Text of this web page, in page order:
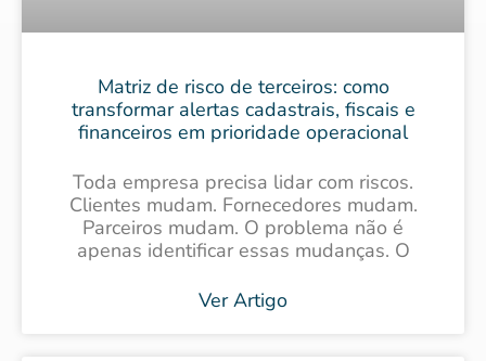
Matriz de risco de terceiros: como
transformar alertas cadastrais, fiscais e
financeiros em prioridade operacional
Toda empresa precisa lidar com riscos.
Clientes mudam. Fornecedores mudam.
Parceiros mudam. O problema não é
apenas identificar essas mudanças. O
Ver Artigo